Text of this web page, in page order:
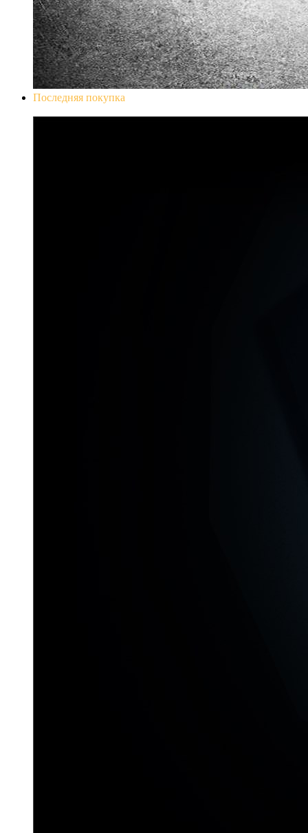
Последняя покупка